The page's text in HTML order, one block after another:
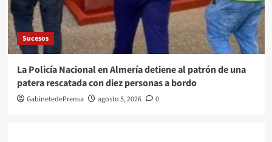
Sucesos
La Policía Nacional en Almería detiene al patrón de una
patera rescatada con diez personas a bordo
GabinetedePrensa agosto 5, 2026 0